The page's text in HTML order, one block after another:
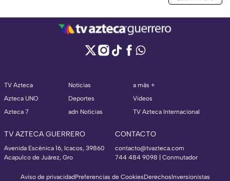
TV Azteca
Azteca UNO
Azteca 7
Noticias
Deportes
adn Noticias
a más +
Videos
TV Azteca Internacional
TV AZTECA GUERRERO
Avenida Escénica 16, Icacos, 39860
Acapulco de Juárez, Gro
CONTACTO
contacto@tvazteca.com
744 484 9098 | Conmutador
Aviso de privacidadPreferencias de CookiesDerechosInversionistas